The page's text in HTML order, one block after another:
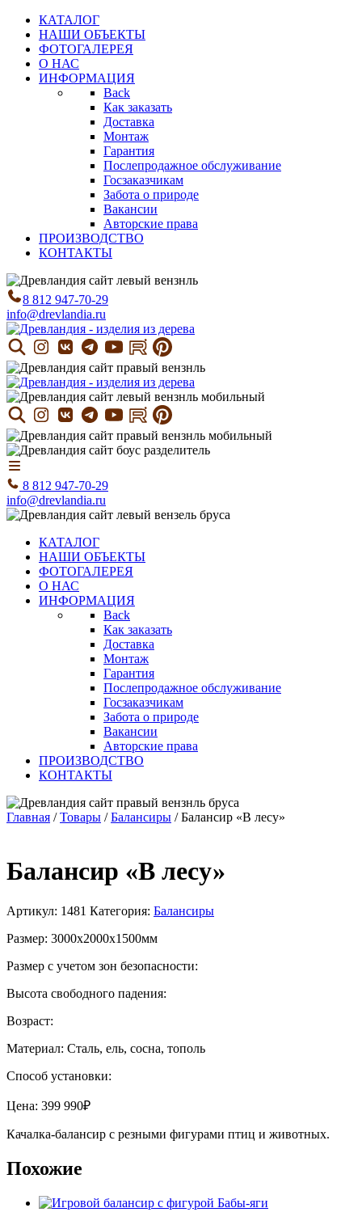
КАТАЛОГ
НАШИ ОБЪЕКТЫ
ФОТОГАЛЕРЕЯ
О НАС
ИНФОРМАЦИЯ
Back
Как заказать
Доставка
Монтаж
Гарантия
Послепродажное обслуживание
Госзаказчикам
Забота о природе
Вакансии
Авторские права
ПРОИЗВОДСТВО
КОНТАКТЫ
8 812 947-70-29
info@drevlandia.ru
8 812 947-70-29
info@drevlandia.ru
КАТАЛОГ
НАШИ ОБЪЕКТЫ
ФОТОГАЛЕРЕЯ
О НАС
ИНФОРМАЦИЯ
Back
Как заказать
Доставка
Монтаж
Гарантия
Послепродажное обслуживание
Госзаказчикам
Забота о природе
Вакансии
Авторские права
ПРОИЗВОДСТВО
КОНТАКТЫ
Главная /Товары /Балансиры /Балансир «В лесу»
Балансир «В лесу»
Артикул: 1481 Категория: Балансиры
Размер: 3000х2000х1500мм
Размер с учетом зон безопасности:
Высота свободного падения:
Возраст:
Материал: Сталь, ель, сосна, тополь
Способ установки:
Цена: 399 990₽
Качалка-балансир с резными фигурами птиц и животных.
Похожие